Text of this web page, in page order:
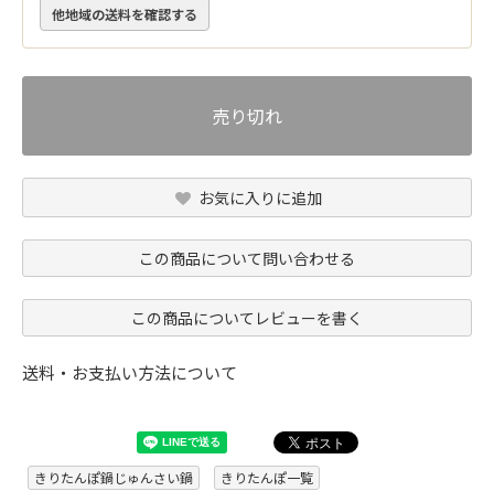
他地域の送料を確認する
売り切れ
お気に入りに追加
この商品について問い合わせる
この商品についてレビューを書く
送料・お支払い方法について
きりたんぽ鍋じゅんさい鍋 きりたんぽ一覧